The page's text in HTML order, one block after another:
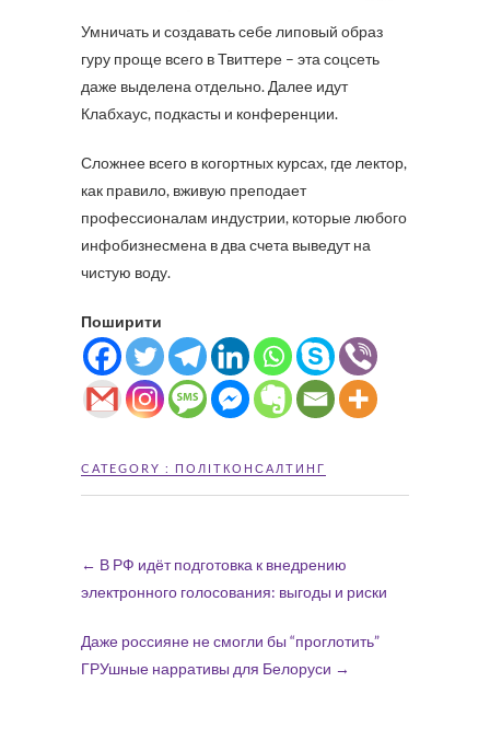
Умничать и создавать себе липовый образ
гуру проще всего в Твиттере – эта соцсеть
даже выделена отдельно. Далее идут
Клабхаус, подкасты и конференции.
Сложнее всего в когортных курсах, где лектор,
как правило, вживую преподает
профессионалам индустрии, которые любого
инфобизнесмена в два счета выведут на
чистую воду.
Поширити
CATEGORY : ПОЛІТКОНСАЛТИНГ
← В РФ идёт подготовка к внедрению
электронного голосования: выгоды и риски
Даже россияне не смогли бы “проглотить”
ГРУшные нарративы для Белоруси →